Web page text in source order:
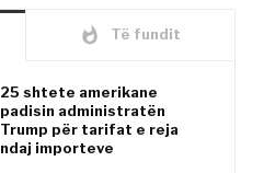
whatshot Të fundit
25 shtete amerikane
padisin administratën
Trump për tarifat e reja
ndaj importeve